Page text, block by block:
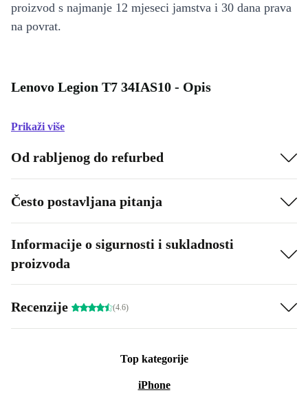
proizvod s najmanje 12 mjeseci jamstva i 30 dana prava
na povrat.
Lenovo Legion T7 34IAS10 - Opis
Prikaži više
Od rabljenog do refurbed
Često postavljana pitanja
Informacije o sigurnosti i sukladnosti
proizvoda
Recenzije (4.6)
Top kategorije
iPhone